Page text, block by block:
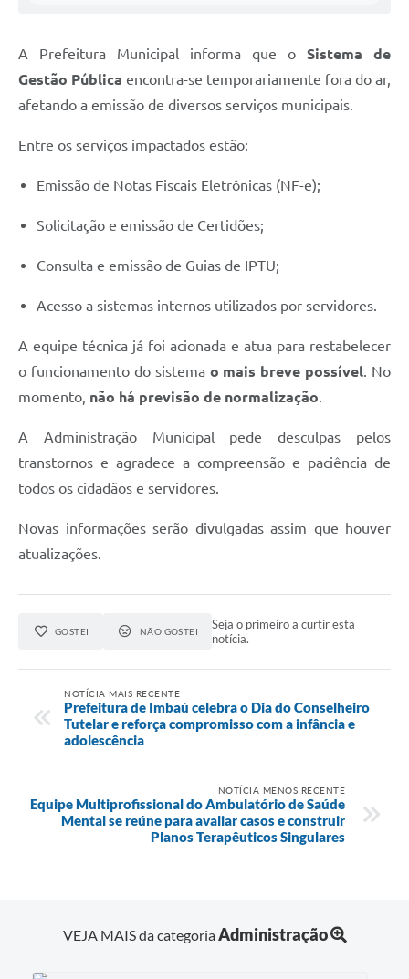
A Prefeitura Municipal informa que o Sistema de
Gestão Pública encontra-se temporariamente fora do ar,
afetando a emissão de diversos serviços municipais.
Entre os serviços impactados estão:
Emissão de Notas Fiscais Eletrônicas (NF-e);
Solicitação e emissão de Certidões;
Consulta e emissão de Guias de IPTU;
Acesso a sistemas internos utilizados por servidores.
A equipe técnica já foi acionada e atua para restabelecer
o funcionamento do sistema o mais breve possível. No
momento, não há previsão de normalização.
A Administração Municipal pede desculpas pelos
transtornos e agradece a compreensão e paciência de
todos os cidadãos e servidores.
Novas informações serão divulgadas assim que houver
atualizações.
GOSTEI NÃO GOSTEI
Seja o primeiro a curtir esta
notícia.
NOTÍCIA MAIS RECENTE
Prefeitura de Imbaú celebra o Dia do Conselheiro
Tutelar e reforça compromisso com a infância e
adolescência
NOTÍCIA MENOS RECENTE
Equipe Multiprofissional do Ambulatório de Saúde
Mental se reúne para avaliar casos e construir
Planos Terapêuticos Singulares
VEJA MAIS da categoriaAdministração